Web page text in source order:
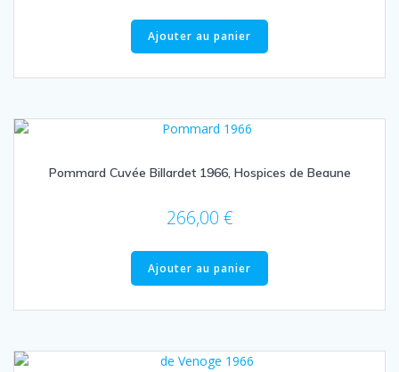
Ajouter au panier
Pommard Cuvée Billardet 1966, Hospices de Beaune
266,00 €
Ajouter au panier